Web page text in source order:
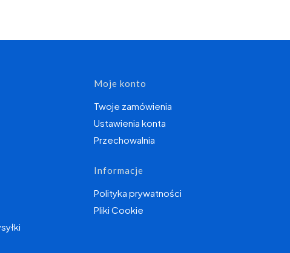
Moje konto
Twoje zamówienia
Ustawienia konta
Przechowalnia
Informacje
Polityka prywatności
Pliki Cookie